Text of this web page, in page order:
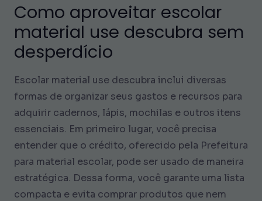
Como aproveitar escolar
material use descubra sem
desperdício
Escolar material use descubra inclui diversas
formas de organizar seus gastos e recursos para
adquirir cadernos, lápis, mochilas e outros itens
essenciais. Em primeiro lugar, você precisa
entender que o crédito, oferecido pela Prefeitura
para material escolar, pode ser usado de maneira
estratégica. Dessa forma, você garante uma lista
compacta e evita comprar produtos que nem